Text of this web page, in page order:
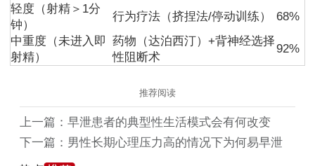
轻度（射精＞1分
钟）
行为疗法（挤捏法/停动训练）
68%
中重度（未进入即
射精）
药物（达泊西汀）+背神经选择
性阻断术
92%
推荐阅读
上一篇： 早泄患者的典型性生活模式会有何改变
下一篇： 男性长期心理压力高的情况下为何易早泄